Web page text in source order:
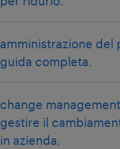
amministrazione del
guida completa.
change
gestire il
in azienda.